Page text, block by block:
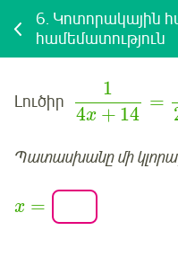
6. Կոտորակային
համեմատություն
Լուծիր
1
4x + 14
=
Պատասխանը մի
x =